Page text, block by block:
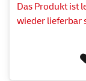
Das Produkt ist
wieder lieferbar